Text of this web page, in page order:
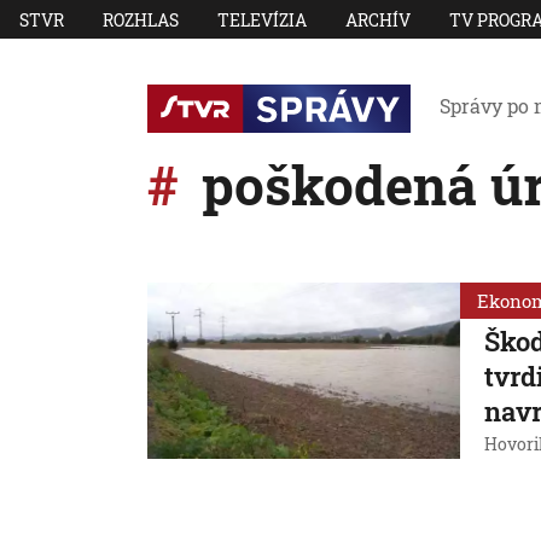
STVR ROZHLAS TELEVÍZIA ARCHÍV TV
Správy po
poškodená